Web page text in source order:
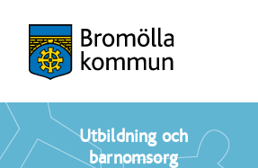
Utbildning och
barnomsorg